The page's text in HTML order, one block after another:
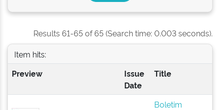
Results 61-65 of 65 (Search time: 0.003 seconds).
Item hits:
Preview
Issue
Date
Title
Boletim